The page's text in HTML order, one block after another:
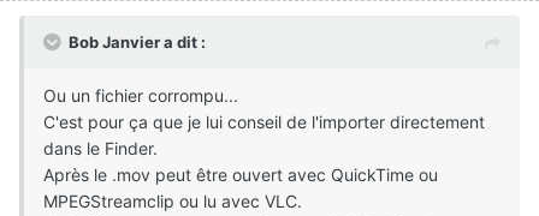
Bob Janvier a dit :
Ou un fichier corrompu...
C'est pour ça que je lui conseil de l'importer directement
dans le Finder.
Après le .mov peut être ouvert avec QuickTime ou
MPEGStreamclip ou lu avec VLC.